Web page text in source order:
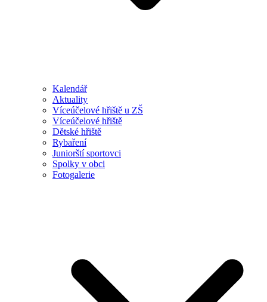
Kalendář
Aktuality
Víceúčelové hřiště u ZŠ
Víceúčelové hřiště
Dětské hřiště
Rybaření
Juniorští sportovci
Spolky v obci
Fotogalerie